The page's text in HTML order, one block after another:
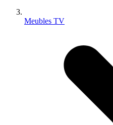
Meubles TV